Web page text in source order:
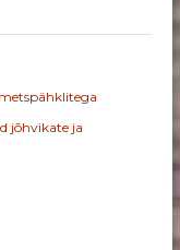
jõhvikate ja